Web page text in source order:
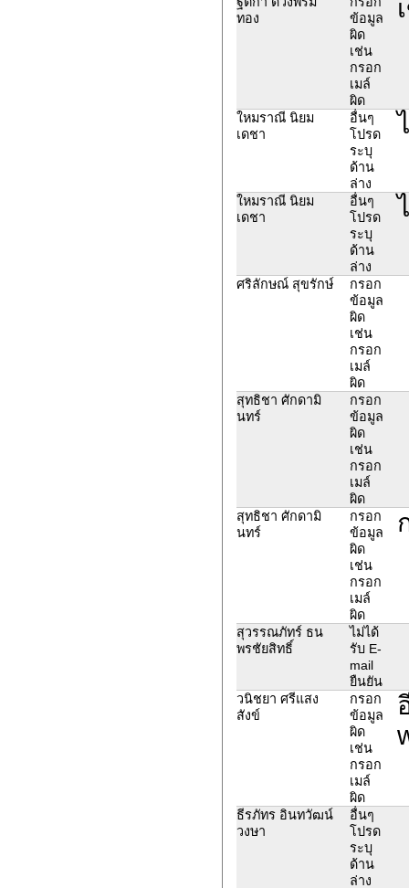
ทอง
ข้อมูล
ผิด
เช่น
กรอก
เมล์
ผิด
ใหมราณี นิยม
เดชา
อื่นๆ
โปรด
ระบุ
ด้าน
ล่าง
ใหมราณี นิยม
เดชา
อื่นๆ
โปรด
ระบุ
ด้าน
ล่าง
ศริลักษณ์ สุขรักษ์
กรอก
ข้อมูล
ผิด
เช่น
กรอก
เมล์
ผิด
สุทธิชา ศักดามิ
นทร์
กรอก
ข้อมูล
ผิด
เช่น
กรอก
เมล์
ผิด
สุทธิชา ศักดามิ
นทร์
กรอก
ข้อมูล
ผิด
เช่น
กรอก
เมล์
ผิด
สุวรรณภัทร์ ธน
พรชัยสิทธิ์
ไม่ได้
รับ E-
mail
ยืนยัน
วนิชยา ศรีแสง
สังข์
กรอก
ข้อมูล
ผิด
เช่น
กรอก
เมล์
ผิด
ธีรภัทร อินทวัฒน์
วงษา
อื่นๆ
โปรด
ระบุ
ด้าน
ล่าง